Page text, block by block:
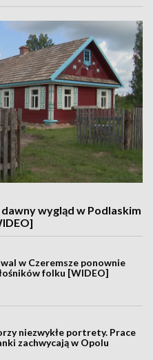
wygląd w Podlaskim
w Czeremsze ponownie
folku [WIDEO]
niezwykłe portrety. Prace
zachwycają w Opolu